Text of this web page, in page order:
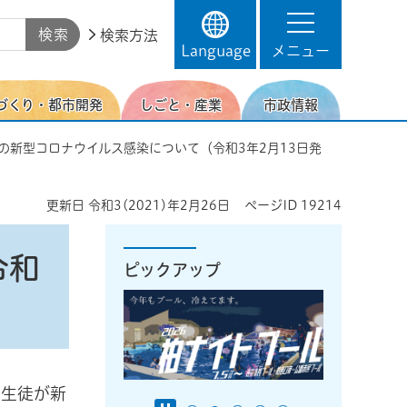
検索方法
Language
メニュー
くり・都市開発 しごと・産業 市政情報
新型コロナウイルス感染について（令和3年2月13日発
更新日 令和3(2021)年2月26日 ページID 19214
和
徒が新
ピックアップ